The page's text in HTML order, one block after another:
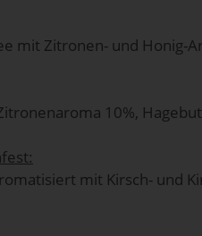
mit Zitronen- und Honig-
10%,
mit Kirsch- und